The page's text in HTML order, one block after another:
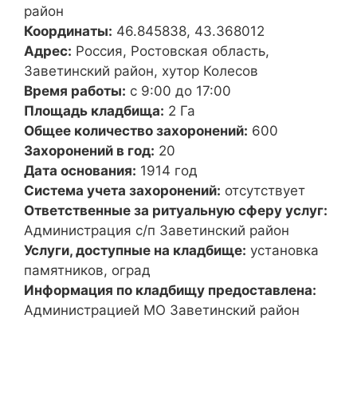
район
Координаты: 46.845838, 43.368012
Адрес: Россия, Ростовская область,
Заветинский район, хутор Колесов
Время работы: с 9:00 до 17:00
Площадь кладбища: 2 Га
Общее количество захоронений: 600
Захоронений в год: 20
Дата основания: 1914 год
Система учета захоронений: отсутствует
Ответственные за ритуальную сферу услуг:
Администрация с/п Заветинский район
Услуги, доступные на кладбище: установка
памятников, оград
Информация по кладбищу предоставлена:
Администрацией МО Заветинский район